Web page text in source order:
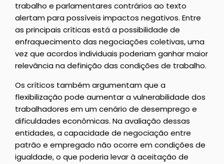
trabalho e parlamentares contrários ao texto
alertam para possíveis impactos negativos. Entre
as principais críticas está a possibilidade de
enfraquecimento das negociações coletivas, uma
vez que acordos individuais poderiam ganhar maior
relevância na definição das condições de trabalho.
Os críticos também argumentam que a
flexibilização pode aumentar a vulnerabilidade dos
trabalhadores em um cenário de desemprego e
dificuldades econômicas. Na avaliação dessas
entidades, a capacidade de negociação entre
patrão e empregado não ocorre em condições de
igualdade, o que poderia levar à aceitação de